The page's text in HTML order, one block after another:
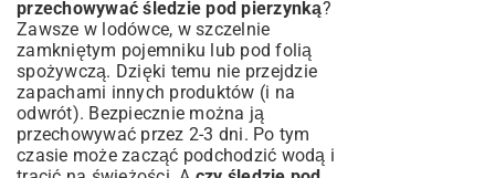
przechowywać śledzie pod pierzynką?
Zawsze w lodówce, w szczelnie
zamkniętym pojemniku lub pod folią
spożywczą. Dzięki temu nie przejdzie
zapachami innych produktów (i na
odwrót). Bezpiecznie można ją
przechowywać przez 2-3 dni. Po tym
czasie może zacząć podchodzić wodą i